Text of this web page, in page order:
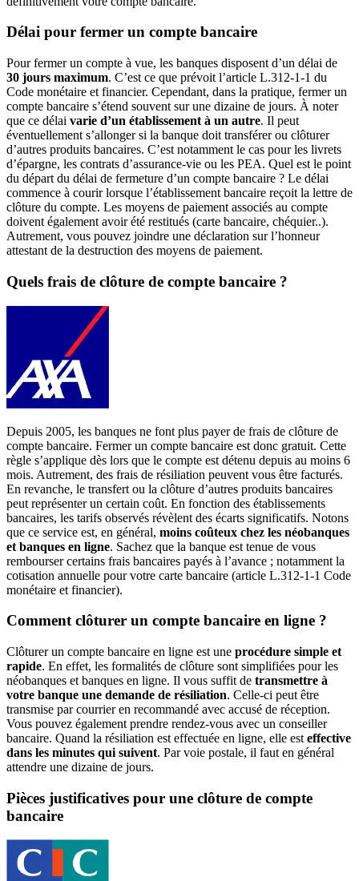
Délai pour fermer un compte bancaire
Pour fermer un compte à vue, les banques disposent d’un délai de
30 jours maximum. C’est ce que prévoit l’article L.312-1-1 du
Code monétaire et financier. Cependant, dans la pratique, fermer un
compte bancaire s’étend souvent sur une dizaine de jours. À noter
que ce délai varie d’un établissement à un autre. Il peut
éventuellement s’allonger si la banque doit transférer ou clôturer
d’autres produits bancaires. C’est notamment le cas pour les livrets
d’épargne, les contrats d’assurance-vie ou les PEA. Quel est le point
du départ du délai de fermeture d’un compte bancaire ? Le délai
commence à courir lorsque l’établissement bancaire reçoit la lettre de
clôture du compte. Les moyens de paiement associés au compte
doivent également avoir été restitués (carte bancaire, chéquier..).
Autrement, vous pouvez joindre une déclaration sur l’honneur
attestant de la destruction des moyens de paiement.
Quels frais de clôture de compte bancaire ?
Depuis 2005, les banques ne font plus payer de frais de clôture de
compte bancaire. Fermer un compte bancaire est donc gratuit. Cette
règle s’applique dès lors que le compte est détenu depuis au moins 6
mois. Autrement, des frais de résiliation peuvent vous être facturés.
En revanche, le transfert ou la clôture d’autres produits bancaires
peut représenter un certain coût. En fonction des établissements
bancaires, les tarifs observés révèlent des écarts significatifs. Notons
que ce service est, en général, moins coûteux chez les néobanques
et banques en ligne. Sachez que la banque est tenue de vous
rembourser certains frais bancaires payés à l’avance ; notamment la
cotisation annuelle pour votre carte bancaire (article L.312-1-1 Code
monétaire et financier).
Comment clôturer un compte bancaire en ligne ?
Clôturer un compte bancaire en ligne est une procédure simple et
rapide. En effet, les formalités de clôture sont simplifiées pour les
néobanques et banques en ligne. Il vous suffit de transmettre à
votre banque une demande de résiliation. Celle-ci peut être
transmise par courrier en recommandé avec accusé de réception.
Vous pouvez également prendre rendez-vous avec un conseiller
bancaire. Quand la résiliation est effectuée en ligne, elle est effective
dans les minutes qui suivent. Par voie postale, il faut en général
attendre une dizaine de jours.
Pièces justificatives pour une clôture de compte
bancaire